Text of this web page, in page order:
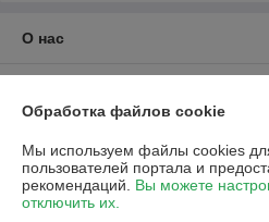
О нас
График работы
Обработка файлов cookie
Мы используем файлы cookies
пользователей портала и
рекомендаций. Вы можете
отключить их.